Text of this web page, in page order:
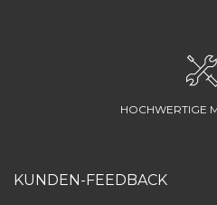
HOCHWERTIGE
KUNDEN-FEEDBACK